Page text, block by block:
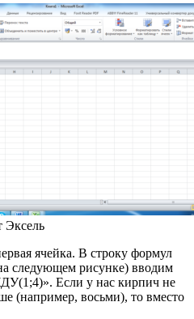
ячейка. В строку формул
следующем рисунке) вводим
Если у нас кирпич не
(например, восьми), то вместо